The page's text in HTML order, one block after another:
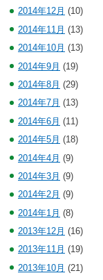
2014年12月 (10)
2014年11月 (13)
2014年10月 (13)
2014年9月 (19)
2014年8月 (29)
2014年7月 (13)
2014年6月 (11)
2014年5月 (18)
2014年4月 (9)
2014年3月 (9)
2014年2月 (9)
2014年1月 (8)
2013年12月 (16)
2013年11月 (19)
2013年10月 (21)